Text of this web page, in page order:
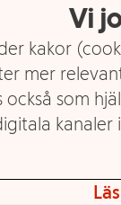
finns
och den
Vi
kakor
mer
också som
kanaler